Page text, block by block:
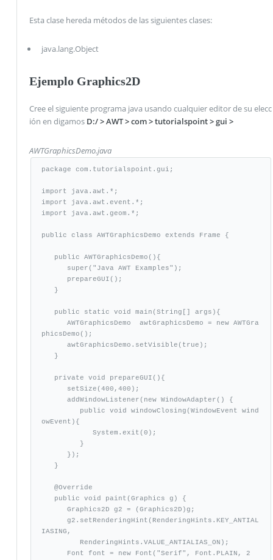
Esta clase hereda métodos de las siguientes clases:
java.lang.Object
Ejemplo Graphics2D
Cree el siguiente programa java usando cualquier editor de su elecc
ión en digamos D:/ > AWT > com > tutorialspoint > gui >
AWTGraphicsDemo.java
package com.tutorialspoint.gui;
import java.awt.*;
import java.awt.event.*;
import java.awt.geom.*;
public class AWTGraphicsDemo extends Frame {
phicsDemo();
owEvent){
IASING,